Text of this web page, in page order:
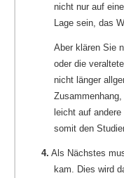
nicht nur auf
Lage sein, das
Aber klären Sie
oder die
nicht länger
leicht auf
somit den
4. Als Nächstes
kam. Dies wird